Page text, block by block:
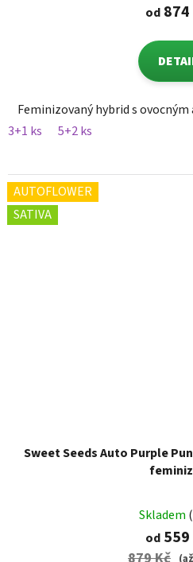
od874
Feminizovaný hybrid s
3+1 ks
5+2 ks
AUTOFLOWER
SATIVA
Sweet Seeds Auto Purple
Skladem
od559